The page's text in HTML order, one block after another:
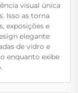
visual única
Isso as torna
exposições e
elegante
de vidro e
enquanto exibe